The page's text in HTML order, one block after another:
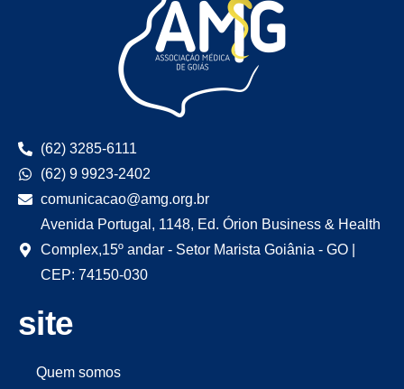
(62) 3285-6111
(62) 9 9923-2402
comunicacao@amg.org.br
Avenida Portugal, 1148, Ed. Órion Business & Health
Complex,15º andar - Setor Marista Goiânia - GO |
CEP: 74150-030
site
Quem somos